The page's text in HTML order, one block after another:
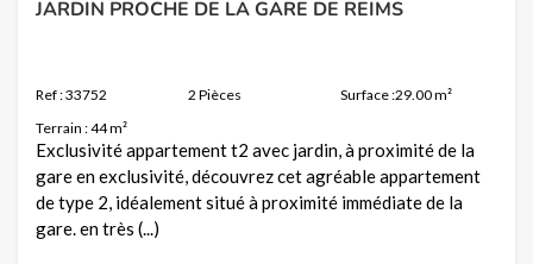
JARDIN PROCHE DE LA GARE DE REIMS
Ref : 33752 2 Pièces
Surface :29.00 m²
Terrain : 44 m²
Exclusivité appartement t2 avec jardin, à proximité de la
gare en exclusivité, découvrez cet agréable appartement
de type 2, idéalement situé à proximité immédiate de la
gare. en très (...)